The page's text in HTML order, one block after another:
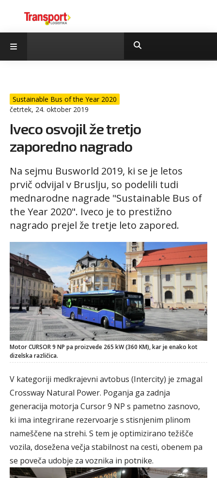
Sustainable Bus of the Year 2020
četrtek, 24. oktober 2019
Iveco osvojil že tretjo
zaporedno nagrado
Na sejmu Busworld 2019, ki se je letos
prvič odvijal v Bruslju, so podelili tudi
mednarodne nagrade "Sustainable Bus of
the Year 2020". Iveco je to prestižno
nagrado prejel že tretje leto zapored.
Motor CURSOR 9 NP pa proizvede 265 kW (360 KM), kar je enako kot
dizelska različica.
V kategoriji medkrajevni avtobus (Intercity) je zmagal
Crossway Natural Power. Poganja ga zadnja
generacija motorja Cursor 9 NP s pametno zasnovo,
ki ima integrirane rezervoarje s stisnjenim plinom
nameščene na strehi. S tem je optimizirano težišče
vozila, dosežena večja stabilnost na cesti, obenem pa
se poveča udobje za voznika in potnike.